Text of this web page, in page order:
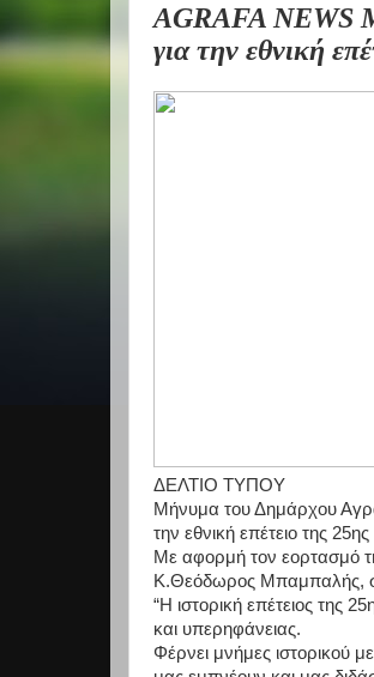
AGRAFA NEWS
για την εθνική
ΔΕΛΤΙΟ ΤΥΠΟΥ
Μήνυμα τουΔημάρχου
την εθνική επέτειο της
Με αφορμή τον εορτασμό
Κ.Θεόδωρος Μπαμπαλής,
“Η ιστορική επέτειος της
και υπερηφάνειας.
Φέρνει μνήμες ιστορικού